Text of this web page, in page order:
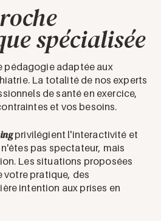
spécialisée
pédagogie adaptée aux
La totalité de nos experts
de santé en exercice,
et vos besoins.
privilégient l'interactivité et
pas spectateur, mais
Les situations proposées
votre pratique, des
intention aux prises en